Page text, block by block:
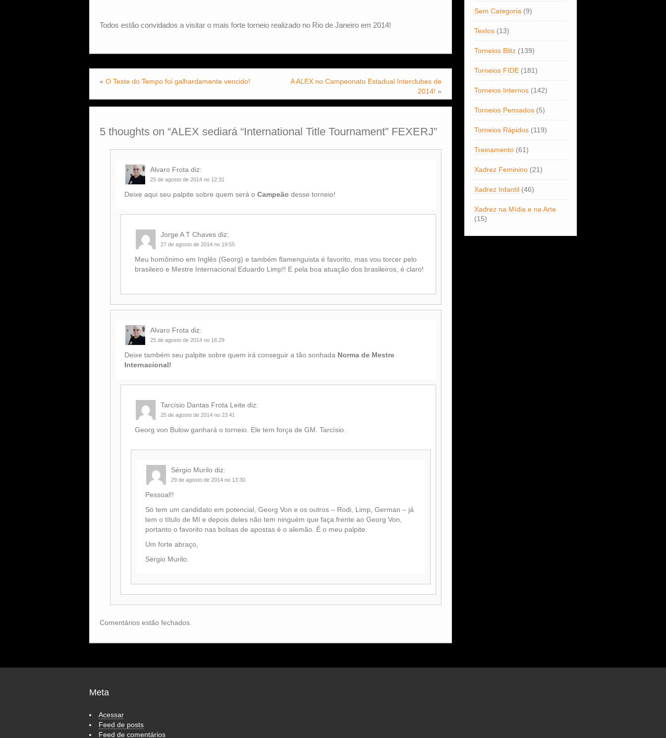
Todos estão convidados a visitar o mais forte torneio realizado no Rio de Janeiro em 2014!
« O Teste do Tempo foi galhardamente vencido!
A ALEX no Campeonato Estadual Interclubes de
2014! »
5 thoughts on “ALEX sediará “International Title Tournament” FEXERJ”
Alvaro Frota diz:
25 de agosto de 2014 no 12:31
Deixe aqui seu palpite sobre quem será o Campeão desse torneio!
Jorge A T Chaves diz:
27 de agosto de 2014 no 19:55
Meu homônimo em Inglês (Georg) e também flamenguista é favorito, mas vou torcer pelo
brasileiro e Mestre Internacional Eduardo Limp!! E pela boa atuação dos brasileiros, é claro!
Alvaro Frota diz:
25 de agosto de 2014 no 16:29
Deixe também seu palpite sobre quem irá conseguir a tão sonhada Norma de Mestre
Internacional!
Tarcísio Dantas Frota Leite diz:
25 de agosto de 2014 no 23:41
Georg von Bulow ganhará o torneio. Ele tem força de GM. Tarcísio.
Sérgio Murilo diz:
29 de agosto de 2014 no 13:30
Pessoal!!
Só tem um candidato em potencial, Georg Von e os outros – Rodi, Limp, German – já
tem o título de MI e depois deles não tem ninguém que faça frente ao Georg Von,
portanto o favorito nas bolsas de apostas é o alemão. É o meu palpite.
Um forte abraço,
Sérgio Murilo.
Comentários estão fechados.
Sem Categoria(9)
Textos(13)
Torneios Blitz(139)
Torneios FIDE(181)
Torneios Internos(142)
Torneios Pensados(5)
Torneios Rápidos(119)
Treinamento(61)
Xadrez Feminino(21)
Xadrez Infantil(46)
Xadrez na Mídia e na Arte
(15)
Meta
Acessar
Feed de posts
Feed de comentários